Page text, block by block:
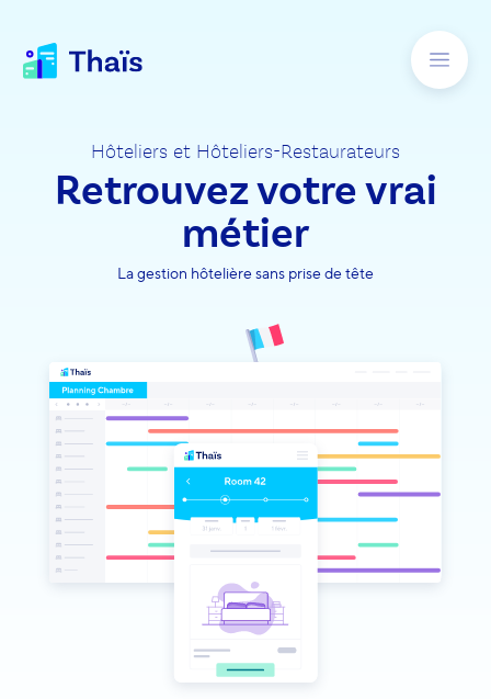
Hôteliers et Hôteliers-Restaurateurs
Retrouvez votre vrai
métier
La gestion hôtelière sans prise de tête